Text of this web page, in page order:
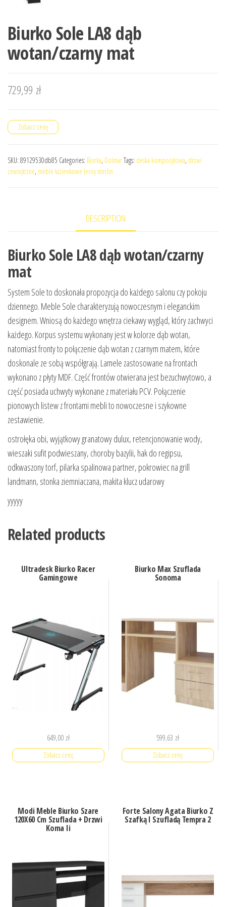
Biurko Sole LA8 dąb
wotan/czarny mat
729,99 zł
Zobacz cenę
SKU: 89129530db85 Categories: Biurka, DolmarTags: deska kompozytowa, drzwi
zewnętrzne, meble łazienkowe leroy merlin
DESCRIPTION
Biurko Sole LA8 dąb wotan/czarny
mat
System Sole to doskonała propozycja do każdego salonu czy pokoju
dziennego. Meble Sole charakteryzują nowoczesnym i eleganckim
designem. Wniosą do każdego wnętrza ciekawy wygląd, który zachwyci
każdego. Korpus systemu wykonany jest w kolorze dąb wotan,
natomiast fronty to połączenie dąb wotan z czarnym matem, które
doskonale ze sobą współgrają. Lamele zastosowane na frontach
wykonano z płyty MDF. Część frontów otwierana jest bezuchwytowo, a
część posiada uchwyty wykonane z materiału PCV. Połączenie
pionowych listew z frontami mebli to nowoczesne i szykowne
zestawienie.
ostrołęka obi, wyjątkowy granatowy dulux, retencjonowanie wody,
wieszaki sufit podwieszany, choroby bazylii, hak do regipsu,
odkwaszony torf, pilarka spalinowa partner, pokrowiec na grill
landmann, stonka ziemniaczana, makita klucz udarowy
yyyyy
Related products
Ultradesk Biurko Racer
Gamingowe
649,00 zł
Zobacz cenę
Biurko Max Szuflada
Sonoma
599,63 zł
Zobacz cenę
Modi Meble Biurko Szare
120X60 Cm Szuflada + Drzwi
Koma Ii
Forte Salony Agata Biurko Z
Szafką I Szufladą Tempra 2